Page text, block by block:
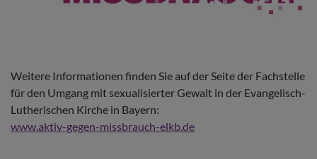
Weitere Informationen finden Sie auf der Seite der Fachstelle
für den Umgang mit sexualisierter Gewalt in der Evangelisch-
Lutherischen Kirche in Bayern:
www.aktiv-gegen-missbrauch-elkb.de